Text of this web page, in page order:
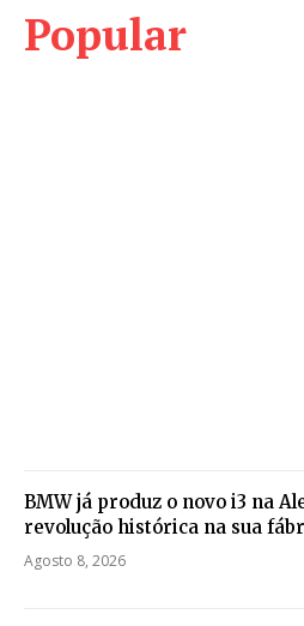
Popular
BMW já produz o novo i3 na
revolução histórica na sua
Agosto 8, 2026